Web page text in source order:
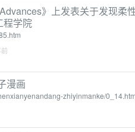
》上发表关于发现柔
程学院
漫画
zhiyinmanke/